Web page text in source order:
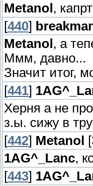
Metanol ,
[440]
Metanol , а
Ммм, давно...
Значит итог,
[441]
Херня а не
з.ы. сижу в
[442] Metanol
1AG^_Lanc,
[443]